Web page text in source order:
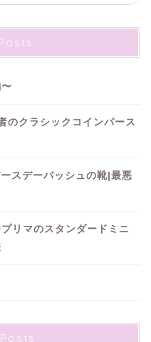
のクラシックコインパース
スデーバッシュの靴|最悪
リマのスタンダードミニ